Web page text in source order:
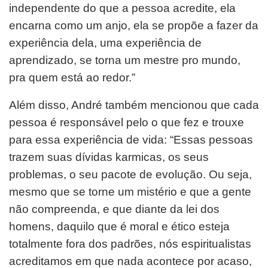
independente do que a pessoa acredite, ela
encarna como um anjo, ela se propõe a fazer da
experiência dela, uma experiência de
aprendizado, se torna um mestre pro mundo,
pra quem está ao redor.”
Além disso, André também mencionou que cada
pessoa é responsável pelo o que fez e trouxe
para essa experiência de vida: “Essas pessoas
trazem suas dívidas karmicas, os seus
problemas, o seu pacote de evolução. Ou seja,
mesmo que se torne um mistério e que a gente
não compreenda, e que diante da lei dos
homens, daquilo que é moral e ético esteja
totalmente fora dos padrões, nós espiritualistas
acreditamos em que nada acontece por acaso,